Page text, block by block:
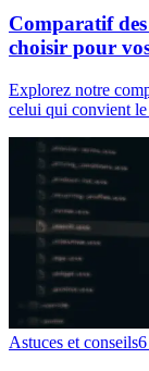
Comparatif
choisir pour
Explorez notre
celui qui convient
Astuces et conseils6